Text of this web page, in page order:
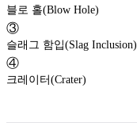
블로 홀(Blow Hole)
③
슬래그 함입(Slag Inclusion)
④
크레이터(Crater)